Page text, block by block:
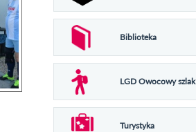
Biblioteka
LGD Owocowy szlak
Turystyka